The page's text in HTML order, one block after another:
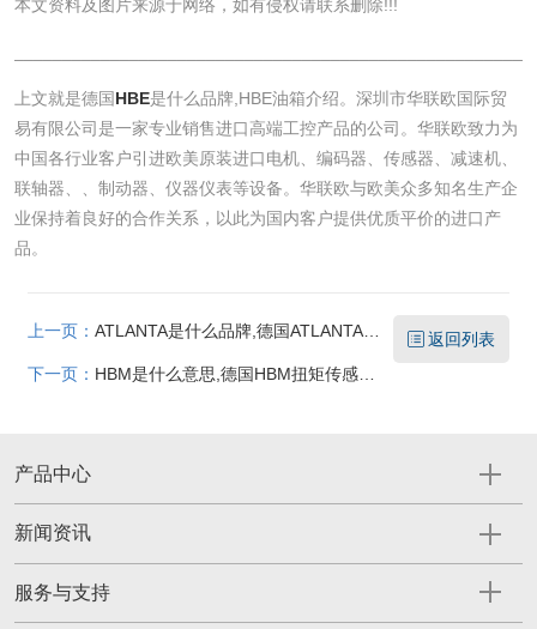
本文资料及图片来源于网络，如有侵权请联系删除!!!
上文就是德国HBE是什么品牌,HBE油箱介绍。深圳市华联欧国际贸
易有限公司是一家专业销售进口高端工控产品的公司。华联欧致力为
中国各行业客户引进欧美原装进口电机、编码器、传感器、减速机、
联轴器、、制动器、仪器仪表等设备。华联欧与欧美众多知名生产企
业保持着良好的合作关系，以此为国内客户提供优质平价的进口产
品。
上一页：ATLANTA是什么品牌,德国ATLANTA减速机介绍
下一页： HBM是什么意思,德国HBM扭矩传感器安装使用以及HBM型号
返回列表
产品中心
新闻资讯
服务与支持